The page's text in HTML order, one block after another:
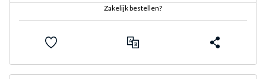
Zakelijk bestellen?